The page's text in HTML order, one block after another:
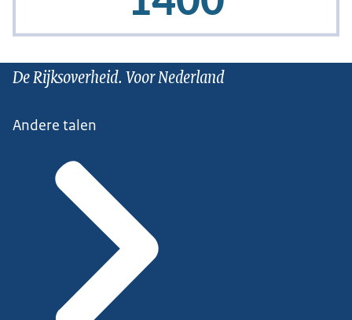
De Rijksoverheid. Voor Nederland
Andere talen